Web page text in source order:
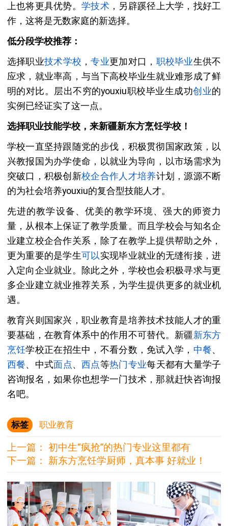
上也将更具优势。学技术 ，另辟蹊径上大学，找好工
作，这将是无数家庭的新选择。
低分段学校推荐：
选择职业技术学校 ，专业更加对口， 职校毕业生供不
应求，就业率高，与当下高校毕业生就业难形成了鲜
明的对比。层出不穷的youxiu职校毕业生成功创业的
实例已经证实了这一点。
选择职业技能学校，来新疆新东方烹饪学校！
学校一直坚持跟随党的步伐，积极贯彻国家政策，以
兴教报国为办学使命，以就业为导向，以市场需求为
突破口，积极创新校企合作人才培养计划，源源不断
的为社会培养youxiu的复合型技能人才。
先进的教学设备、优美的教学环境、强大的师资力
量，从根本上保证了教学质量。而且学校会与知名企
业建立校企合作关系，除了在教学上提供帮助之外，
更为重要的是学生可以实现毕业就业的无缝衔接，进
入定向企业就业。除此之外，学校也会积极寻求与更
多企业建立就业推荐关系，为学生提供更多的就业机
遇。
教育兴则国家兴，职业教育是培养技术技能人才的重
要基础，在教育体系中的作用不可替代。新疆新东方
烹饪学校正在招生中，不看分数，免试入学， 中餐、
西餐、中式面点、西点等热门专业每天都有大量学子
咨询报名，如果你也想学一门技术，那就赶快咨询报
名吧。
标签 职业教育
上一篇： 初中生“疯抢”的热门专业这里都有
下一篇： 新东方烹饪学厨师，真本事 好就业！